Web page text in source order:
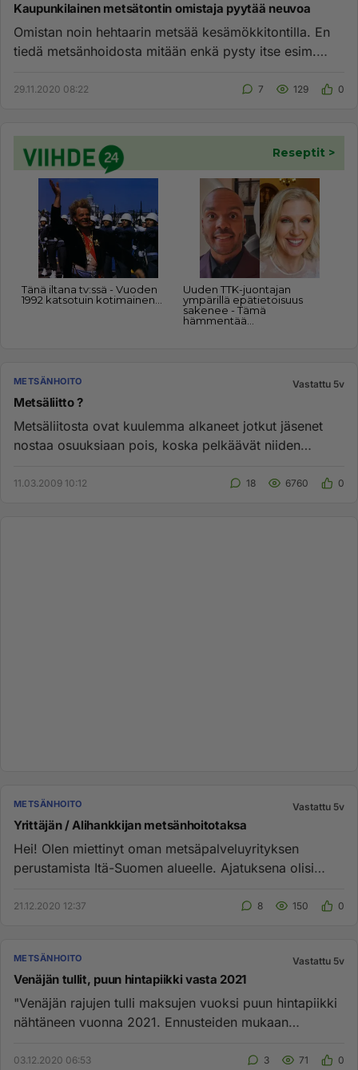
Kaupunkilainen metsätontin omistaja pyytää neuvoa
Omistan noin hehtaarin metsää kesämökkitontilla. En
tiedä metsänhoidosta mitään enkä pysty itse esim.
29.11.2020 08:22 7 129 0
METSÄNHOITO Vastattu 5v
Metsäliitto ?
Metsäliitosta ovat kuulemma alkaneet jotkut jäsenet
nostaa osuuksiaan pois, koska pelkäävät niiden
11.03.2009 10:12 18 6760 0
METSÄNHOITO Vastattu 5v
Yrittäjän / Alihankkijan metsänhoitotaksa
Hei! Olen miettinyt oman metsäpalveluyrityksen
perustamista Itä-Suomen alueelle. Ajatuksena olisi
21.12.2020 12:37 8 150 0
METSÄNHOITO Vastattu 5v
Venäjän tullit, puun hintapiikki vasta 2021
"Venäjän rajujen tulli maksujen vuoksi puun hintapiikki
nähtäneen vuonna 2021. Ennusteiden mukaan
03.12.2020 06:53 3 71 0